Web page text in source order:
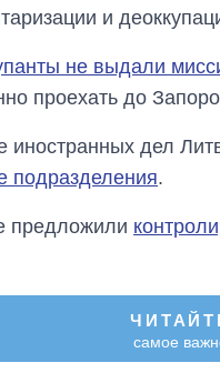
и
не выдали
проехать до
иностранных дел
подразделения.
предложили
самое